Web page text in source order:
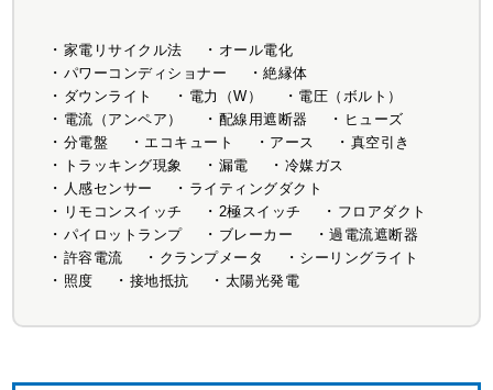
家電リサイクル法
オール電化
パワーコンディショナー
絶縁体
ダウンライト
電力（W）
電圧（ボルト）
電流（アンペア）
配線用遮断器
ヒューズ
分電盤
エコキュート アース
真空引き
トラッキング現象
漏電
冷媒ガス
人感センサー
ライティングダクト
リモコンスイッチ
2極スイッチ
フロアダクト
パイロットランプ
ブレーカー
過電流遮断器
許容電流
クランプメータ
シーリングライト
照度
接地抵抗 太陽光発電